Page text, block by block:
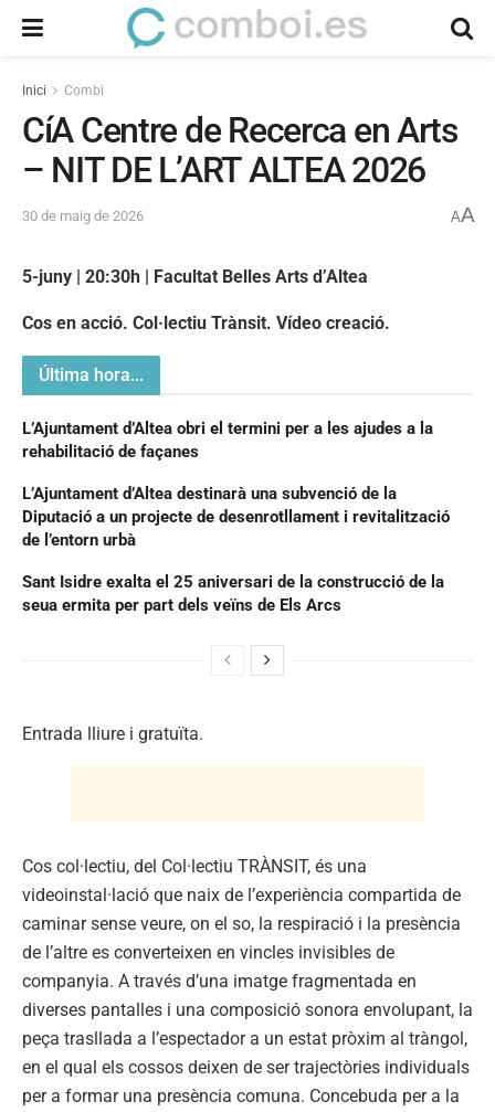
Inici Combi
CíA Centre de Recerca en Arts
– NIT DE L’ART ALTEA 2026
30 de maig de 2026 AA
5-juny | 20:30h | Facultat Belles Arts d’Altea
Cos en acció. Col·lectiu Trànsit. Vídeo creació.
Última hora...
L’Ajuntament d’Altea obri el termini per a les ajudes a la
rehabilitació de façanes
L’Ajuntament d’Altea destinarà una subvenció de la
Diputació a un projecte de desenrotllament i revitalització
de l’entorn urbà
Sant Isidre exalta el 25 aniversari de la construcció de la
seua ermita per part dels veïns de Els Arcs
Entrada lliure i gratuïta.
Cos col·lectiu, del Col·lectiu TRÀNSIT, és una
videoinstal·lació que naix de l’experiència compartida de
caminar sense veure, on el so, la respiració i la presència
de l’altre es converteixen en vincles invisibles de
companyia. A través d’una imatge fragmentada en
diverses pantalles i una composició sonora envolupant, la
peça trasllada a l’espectador a un estat pròxim al tràngol,
en el qual els cossos deixen de ser trajectòries individuals
per a formar una presència comuna. Concebuda per a la